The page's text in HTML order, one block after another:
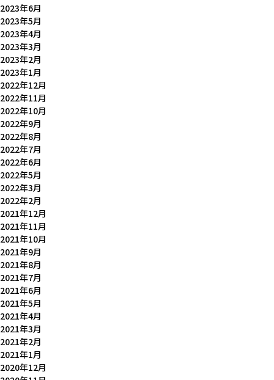
2023年6月
2023年5月
2023年4月
2023年3月
2023年2月
2023年1月
2022年12月
2022年11月
2022年10月
2022年9月
2022年8月
2022年7月
2022年6月
2022年5月
2022年3月
2022年2月
2021年12月
2021年11月
2021年10月
2021年9月
2021年8月
2021年7月
2021年6月
2021年5月
2021年4月
2021年3月
2021年2月
2021年1月
2020年12月